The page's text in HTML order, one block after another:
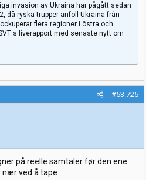
invasion av Ukraina har pågått sedan
då ryska trupper anföll Ukraina från
flera regioner i östra och
liverapport med senaste nytt om
#53.725
på reelle samtaler før den ene
ved å tape.